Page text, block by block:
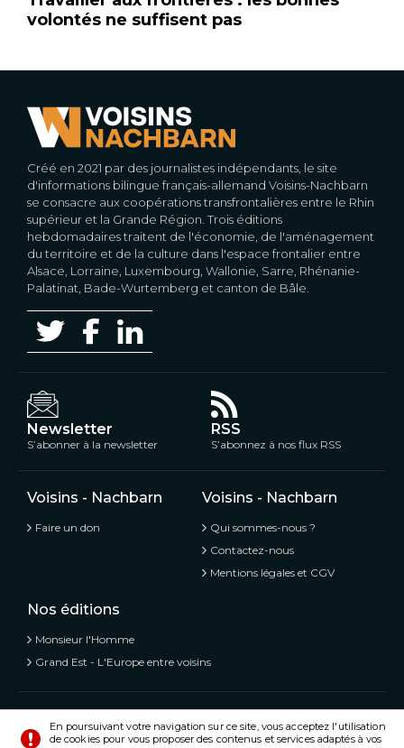
volontés ne suffisent pas
Créé en 2021 par des journalistes indépendants, le site
d'informations bilingue français-allemand Voisins-Nachbarn
se consacre aux coopérations transfrontalières entre le Rhin
supérieur et la Grande Région. Trois éditions
hebdomadaires traitent de l'économie, de l'aménagement
du territoire et de la culture dans l'espace frontalier entre
Alsace, Lorraine, Luxembourg, Wallonie, Sarre, Rhénanie-
Palatinat, Bade-Wurtemberg et canton de Bâle.
Newsletter
S’abonner à la newsletter
RSS
S’abonnez à nos flux RSS
Voisins - Nachbarn
Faire un don
Voisins - Nachbarn
Qui sommes-nous ?
Contactez-nous
Mentions légales et CGV
Nos éditions
Monsieur l'Homme
Grand Est - L'Europe entre voisins
Voisins - Nachbarn, L’information libre et mitoyenne
© Tous droits réservés 2020 - 2026
En poursuivant votre navigation sur ce site, vous acceptez l'utilisation
de cookies pour vous proposer des contenus et services adaptés à vos